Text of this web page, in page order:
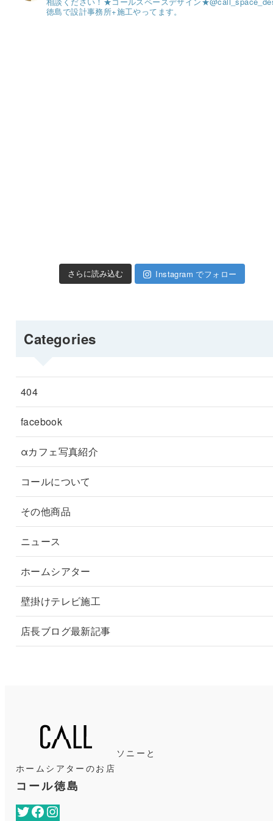
徳島で設計事務所+施工やってます。
さらに読み込む Instagram でフォロー
Categories
404
facebook
αカフェ写真紹介
コールについて
その他商品
ニュース
ホームシアター
壁掛けテレビ施工
店長ブログ最新記事
ソニーと
ホームシアターのお店
コール徳島
TwitterFacebook